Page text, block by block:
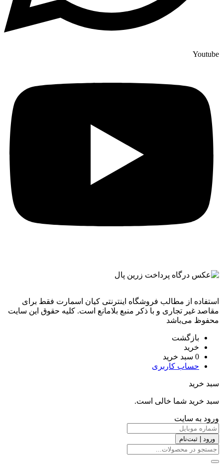
Youtube
استفاده از مطالب فروشگاه اینترنتی کیان اسمارت فقط برای
مقاصد غیر تجاری و با ذکر منبع بلامانع است. کليه حقوق اين سايت
محفوظ می‌باشد
بازگشت
خرید
0 سبد خرید
حساب کاربری
سبد خرید
سبد خرید شما خالی است.
ورود به سایت
ورود | ثبت‌نام